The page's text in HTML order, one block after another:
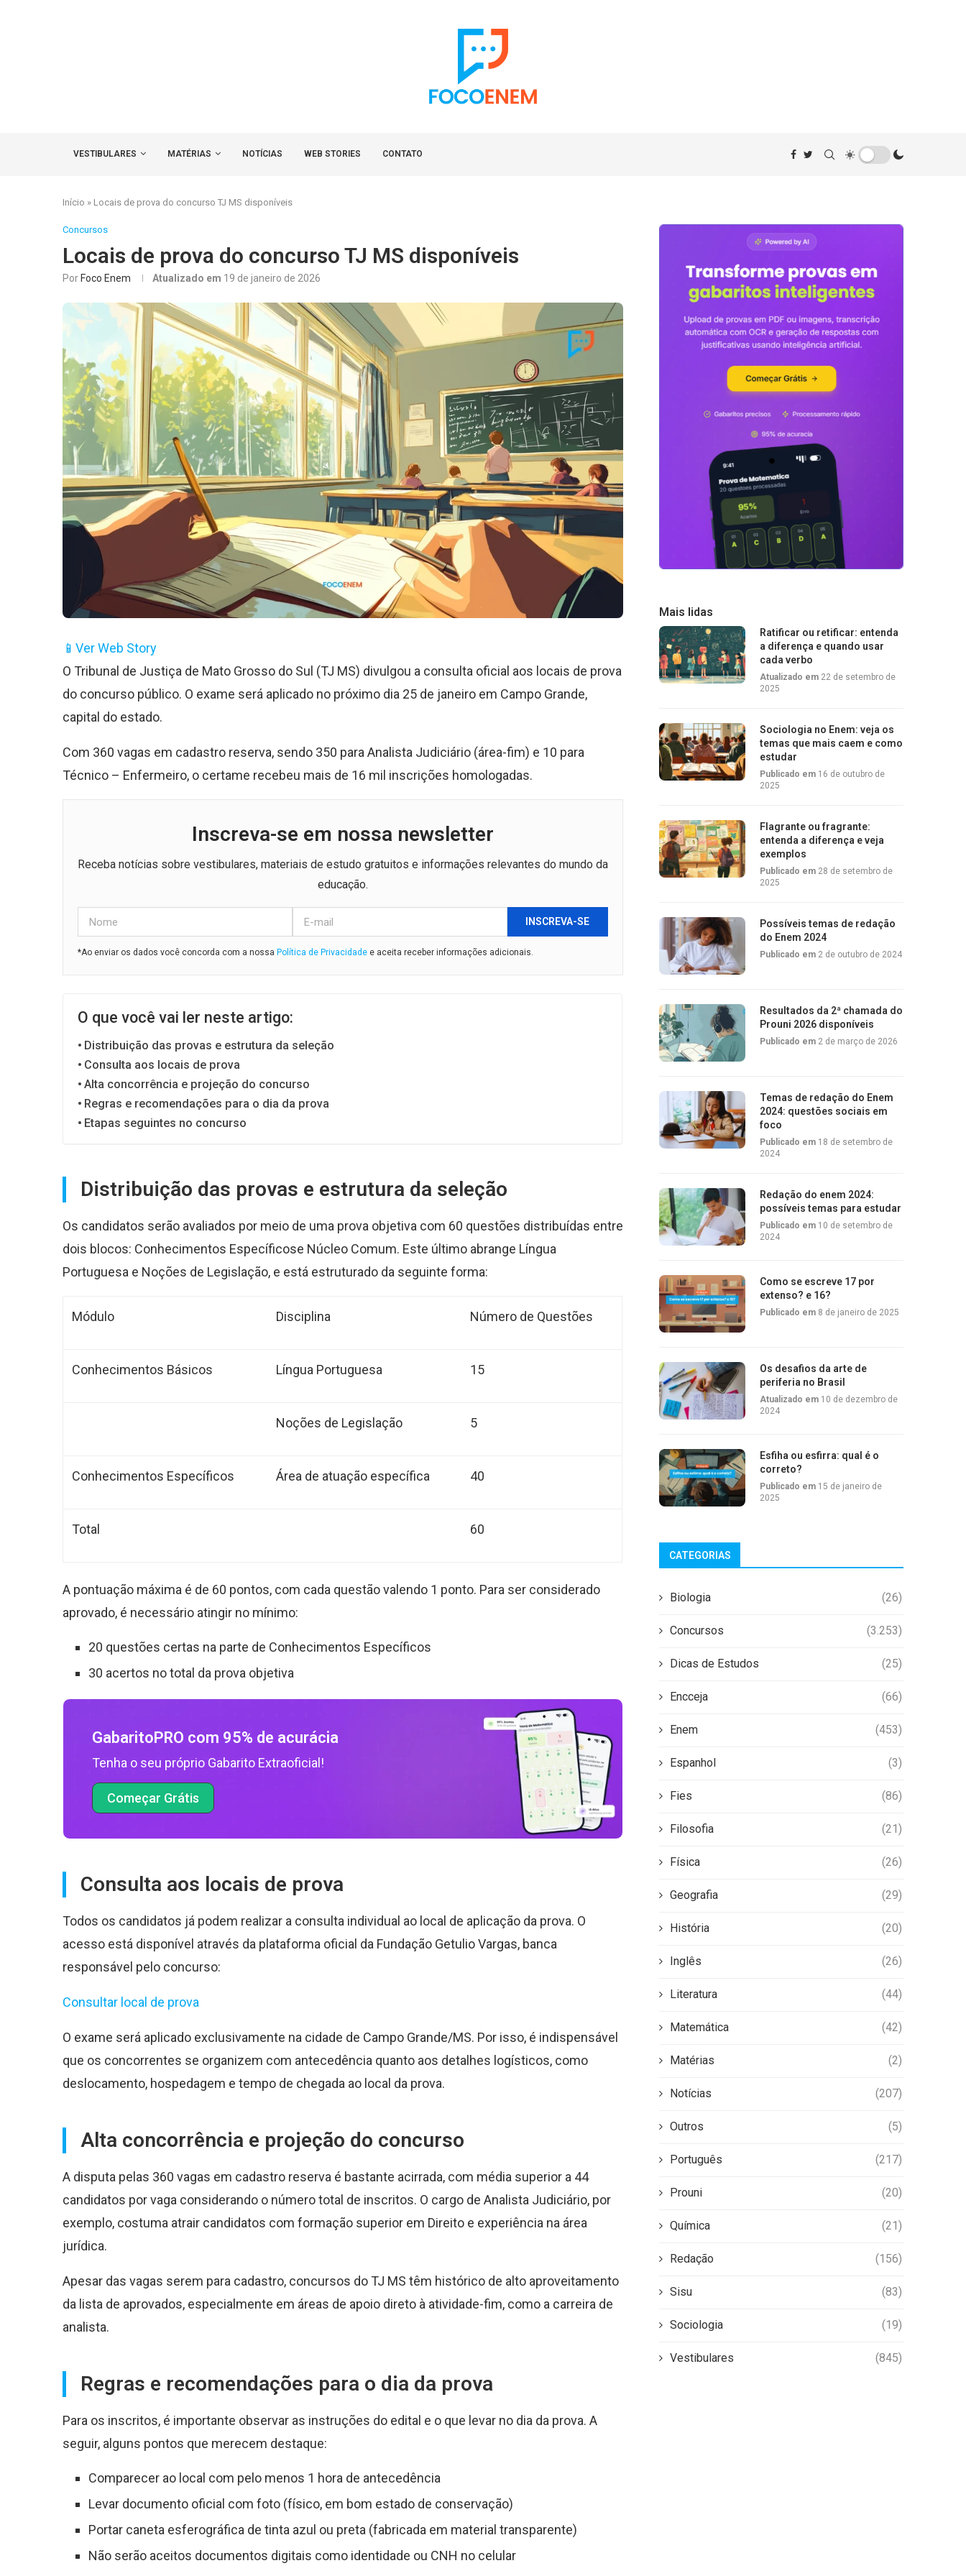
VESTIBULARES MATÉRIAS NOTÍCIAS WEB STORIES CONTATO
Início » Locais de prova do concurso TJ MS disponíveis
Concursos
Locais de prova do concurso TJ MS disponíveis
Por Foco Enem Atualizado em 19 de janeiro de 2026
📱 Ver Web Story
O Tribunal de Justiça de Mato Grosso do Sul (TJ MS) divulgou a consulta oficial aos locais de prova
do concurso público. O exame será aplicado no próximo dia 25 de janeiro em Campo Grande,
capital do estado.
Com 360 vagas em cadastro reserva, sendo 350 para Analista Judiciário (área-fim) e 10 para
Técnico – Enfermeiro, o certame recebeu mais de 16 mil inscrições homologadas.
Inscreva-se em nossa newsletter
Receba notícias sobre vestibulares, materiais de estudo gratuitos e informações relevantes do mundo da
educação.
INSCREVA-SE
*Ao enviar os dados você concorda com a nossa Política de Privacidade e aceita receber informações adicionais.
O que você vai ler neste artigo:
Distribuição das provas e estrutura da seleção
Consulta aos locais de prova
Alta concorrência e projeção do concurso
Regras e recomendações para o dia da prova
Etapas seguintes no concurso
Distribuição das provas e estrutura da seleção
Os candidatos serão avaliados por meio de uma prova objetiva com 60 questões distribuídas entre
dois blocos: Conhecimentos Específicose Núcleo Comum. Este último abrange Língua
Portuguesa e Noções de Legislação, e está estruturado da seguinte forma:
Módulo Disciplina Número de Questões
Conhecimentos Básicos Língua Portuguesa 15
Noções de Legislação 5
Conhecimentos Específicos Área de atuação específica 40
Total 60
A pontuação máxima é de 60 pontos, com cada questão valendo 1 ponto. Para ser considerado
aprovado, é necessário atingir no mínimo:
20 questões certas na parte de Conhecimentos Específicos
30 acertos no total da prova objetiva
GabaritoPRO com 95% de acurácia
Tenha o seu próprio Gabarito Extraoficial!
Começar Grátis
Consulta aos locais de prova
Todos os candidatos já podem realizar a consulta individual ao local de aplicação da prova. O
acesso está disponível através da plataforma oficial da Fundação Getulio Vargas, banca
responsável pelo concurso:
Consultar local de prova
O exame será aplicado exclusivamente na cidade de Campo Grande/MS. Por isso, é indispensável
que os concorrentes se organizem com antecedência quanto aos detalhes logísticos, como
deslocamento, hospedagem e tempo de chegada ao local da prova.
Alta concorrência e projeção do concurso
A disputa pelas 360 vagas em cadastro reserva é bastante acirrada, com média superior a 44
candidatos por vaga considerando o número total de inscritos. O cargo de Analista Judiciário, por
exemplo, costuma atrair candidatos com formação superior em Direito e experiência na área
jurídica.
Apesar das vagas serem para cadastro, concursos do TJ MS têm histórico de alto aproveitamento
da lista de aprovados, especialmente em áreas de apoio direto à atividade-fim, como a carreira de
analista.
Regras e recomendações para o dia da prova
Para os inscritos, é importante observar as instruções do edital e o que levar no dia da prova. A
seguir, alguns pontos que merecem destaque:
Comparecer ao local com pelo menos 1 hora de antecedência
Levar documento oficial com foto (físico, em bom estado de conservação)
Portar caneta esferográfica de tinta azul ou preta (fabricada em material transparente)
Não serão aceitos documentos digitais como identidade ou CNH no celular
Mais lidas
Ratificar ou retificar: entenda
a diferença e quando usar
cada verbo
Atualizado em 22 de setembro de
2025
Sociologia no Enem: veja os
temas que mais caem e como
estudar
Publicado em 16 de outubro de
2025
Flagrante ou fragrante:
entenda a diferença e veja
exemplos
Publicado em 28 de setembro de
2025
Possíveis temas de redação
do Enem 2024
Publicado em 2 de outubro de 2024
Resultados da 2ª chamada do
Prouni 2026 disponíveis
Publicado em 2 de março de 2026
Temas de redação do Enem
2024: questões sociais em
foco
Publicado em 18 de setembro de
2024
Redação do enem 2024:
possíveis temas para estudar
Publicado em 10 de setembro de
2024
Como se escreve 17 por
extenso? e 16?
Publicado em 8 de janeiro de 2025
Os desafios da arte de
periferia no Brasil
Atualizado em 10 de dezembro de
2024
Esfiha ou esfirra: qual é o
correto?
Publicado em 15 de janeiro de
2025
CATEGORIAS
Biologia (26)
Concursos (3.253)
Dicas de Estudos (25)
Encceja (66)
Enem (453)
Espanhol (3)
Fies (86)
Filosofia (21)
Física (26)
Geografia (29)
História (20)
Inglês (26)
Literatura (44)
Matemática (42)
Matérias (2)
Notícias (207)
Outros (5)
Português (217)
Prouni (20)
Química (21)
Redação (156)
Sisu (83)
Sociologia (19)
Vestibulares (845)